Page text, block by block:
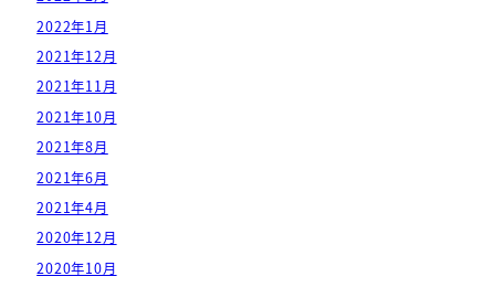
2022年1月
2021年12月
2021年11月
2021年10月
2021年8月
2021年6月
2021年4月
2020年12月
2020年10月